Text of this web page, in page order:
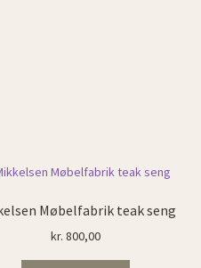
Møbelfabrik teak seng
kr. 800,00